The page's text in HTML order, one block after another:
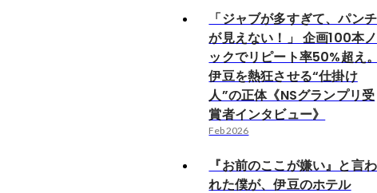
「ジャブが多すぎて、パンチ
が見えない！」 企画100本ノ
ックでリピート率50%超え
伊豆を熱狂させる“仕掛け
人”の正体《NSグランプリ受
賞者インタビュー》
Feb 2026
『お前のここが嫌い』と言わ
れた僕が、伊豆のホテル